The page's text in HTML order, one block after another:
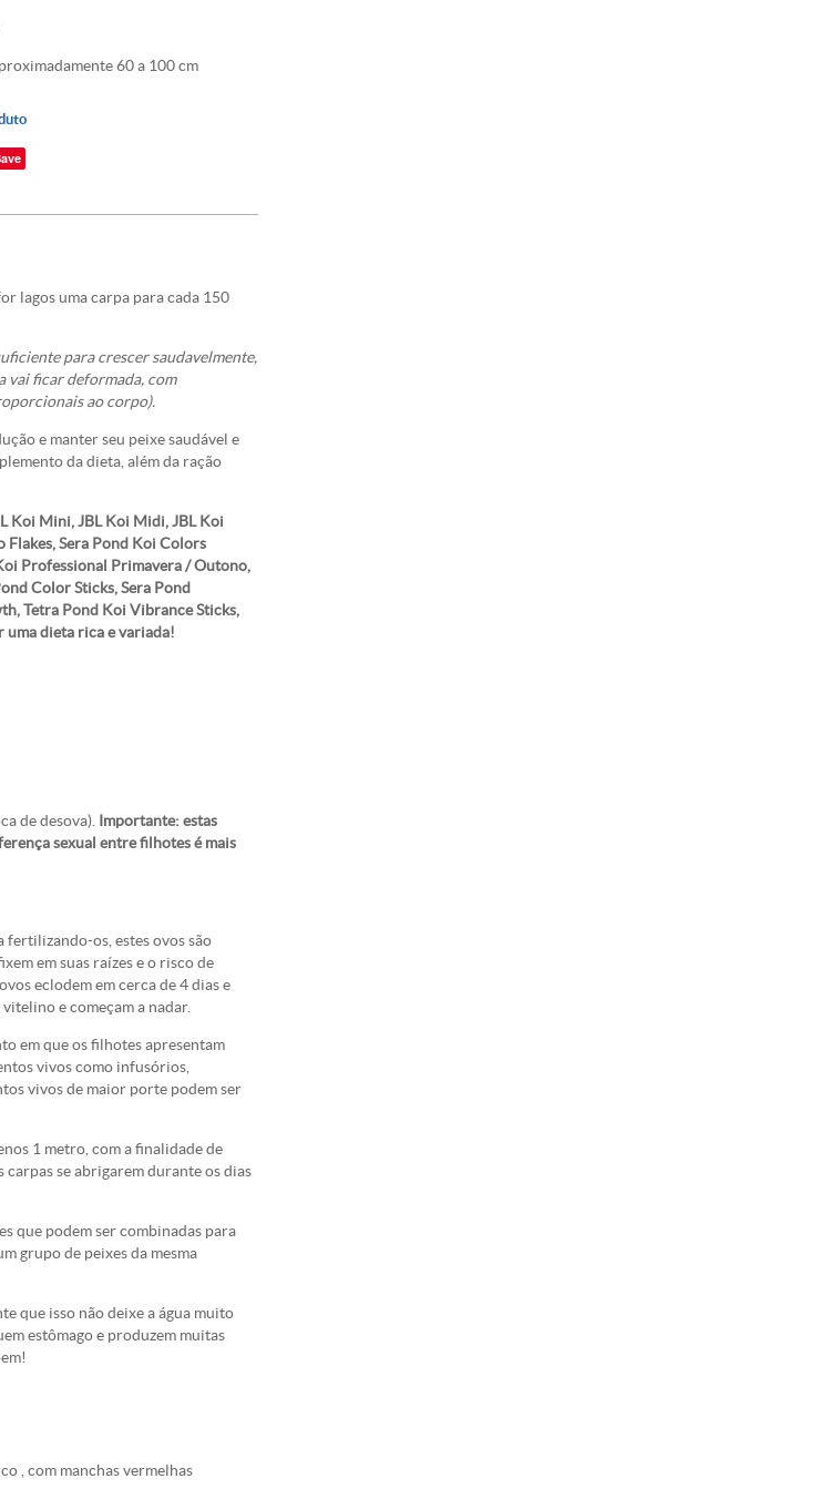
60 a 100 cm
lagos uma carpa para cada 150
para crescer saudavelmente,
vai ficar deformada, com
ao corpo).
e manter seu peixe saudável e
da dieta, além da ração
Koi Mini, JBL Koi Midi, JBL Koi
Flakes, Sera Pond Koi Colors
Professional Primavera / Outono,
Color Sticks, Sera Pond
Tetra Pond Koi Vibrance Sticks,
uma dieta rica e variada!
de desova). Importante: estas
sexual entre filhotes é mais
fertilizando-os, estes ovos são
em suas raízes e o risco de
eclodem em cerca de 4 dias e
e começam a nadar.
em que os filhotes apresentam
vivos como infusórios,
vivos de maior porte podem ser
1 metro, com a finalidade de
se abrigarem durante os dias
que podem ser combinadas para
grupo de peixes da mesma
que isso não deixe a água muito
estômago e produzem muitas
, com manchas vermelhas